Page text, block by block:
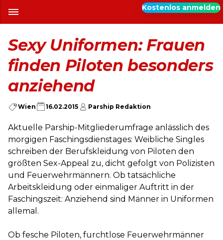
Kostenlos anmelden
Sexy Uniformen: Frauen
finden Piloten besonders
anziehend
Wien 16.02.2015 Parship Redaktion
Aktuelle Parship-Mitgliederumfrage anlässlich des
morgigen Faschingsdienstages: Weibliche Singles
schreiben der Berufskleidung von Piloten den
größten Sex-Appeal zu, dicht gefolgt von Polizisten
und Feuerwehrmännern. Ob tatsächliche
Arbeitskleidung oder einmaliger Auftritt in der
Faschingszeit: Anziehend sind Männer in Uniformen
allemal.
Ob fesche Piloten, furchtlose Feuerwehrmänner